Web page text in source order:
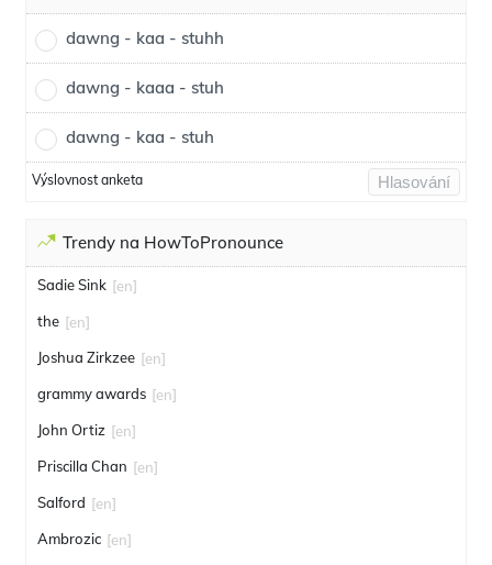
dawng - kaa - stuhh
dawng - kaaa - stuh
dawng - kaa - stuh
Výslovnost anketa Hlasování
Trendy na HowToPronounce
Sadie Sink [en]
the [en]
Joshua Zirkzee [en]
grammy awards [en]
John Ortiz [en]
Priscilla Chan [en]
Salford [en]
Ambrozic [en]